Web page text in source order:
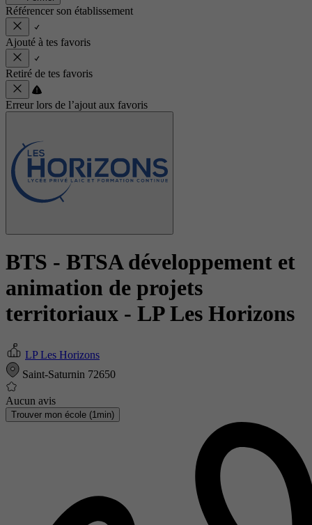
Référencer son établissement
Ajouté à tes favoris
Retiré de tes favoris
Erreur lors de l’ajout aux favoris
BTS - BTSA développement et
animation de projets
territoriaux - LP Les Horizons
LP Les Horizons
Saint-Saturnin 72650
Aucun avis
Trouver mon école (1min)